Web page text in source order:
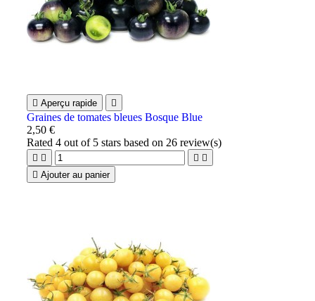
 Aperçu rapide 
Graines de tomates bleues Bosque Blue
2,50 €
Rated4 out of 5 stars based on 26 review(s)
   
 Ajouter au panier